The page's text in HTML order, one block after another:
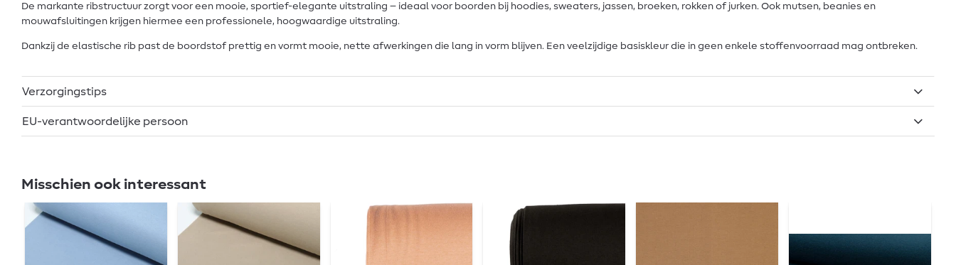
De markante ribstructuur zorgt voor een mooie, sportief-elegante uitstraling – ideaal voor boorden bij hoodies, sweaters, jassen, broeken, rokken of jurken. Ook mutsen, beanies en
mouwafsluitingen krijgen hiermee een professionele, hoogwaardige uitstraling.
Dankzij de elastische rib past de boordstof prettig en vormt mooie, nette afwerkingen die lang in vorm blijven. Een veelzijdige basiskleur die in geen enkele stoffenvoorraad mag ontbreken.
Verzorgingstips
EU-verantwoordelijke persoon
Misschien ook interessant